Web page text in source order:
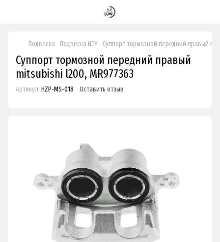
Подвеска Подвеска NTY Суппорт тормозной передний правый
Суппорт тормозной передний правый
mitsubishi l200, MR977363
Артикул: HZP-MS-018 Оставить отзыв